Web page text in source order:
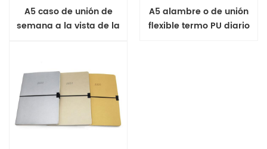
A5 caso de unión de
semana a la vista de la
A5 alambre o de unión
flexible termo PU diario